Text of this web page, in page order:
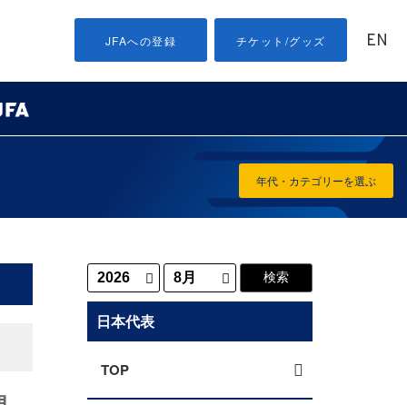
JFAへの登録 チケット/グッズ EN
年代・カテゴリーを選ぶ
日本代表
TOP